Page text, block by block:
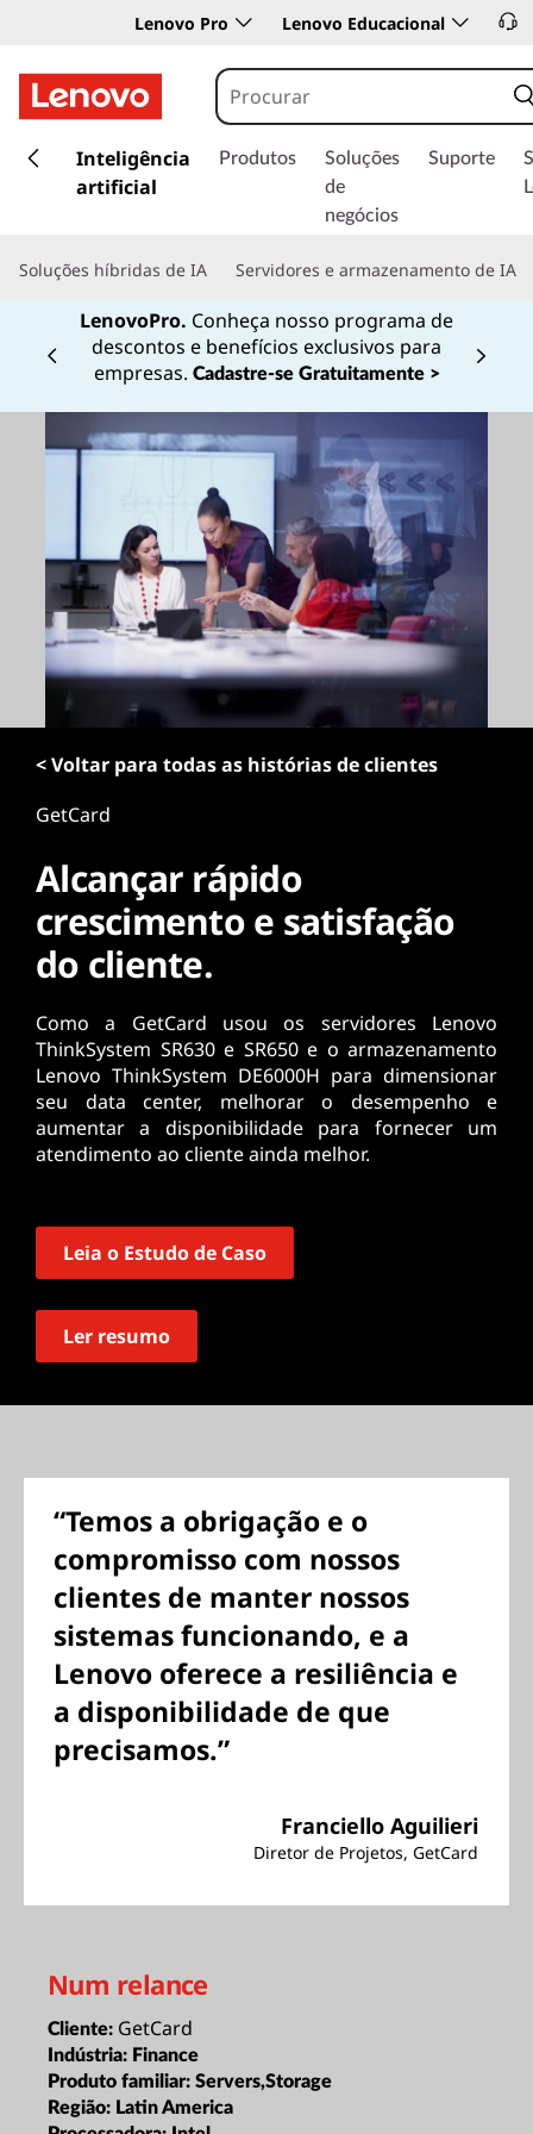
Lenovo Pro Lenovo Educacional
a
r
c
c
Inteligência
artificial
Produtos
Soluções
de
negócios
Suporte
Soluções híbridas de IA Servidores e armazenamento de IA
LenovoPro. Conheça nosso programa de
descontos e benefícios exclusivos para
empresas. Cadastre-se Gratuitamente >
Currently displaying item 1 of
< Voltar para todas as histórias de clientes
GetCard
Alcançar rápido
crescimento e satisfação
do cliente.
Como a GetCard usou os servidores Lenovo
ThinkSystem SR630 e SR650 e o armazenamento
Lenovo ThinkSystem DE6000H para dimensionar
seu data center, melhorar o desempenho e
aumentar a disponibilidade para fornecer um
atendimento ao cliente ainda melhor.
Leia o Estudo de Caso
Ler resumo
“Temos a obrigação e o
compromisso com nossos
clientes de manter nossos
sistemas funcionando, e a
Lenovo oferece a resiliência e
a disponibilidade de que
precisamos.”
Franciello Aguilieri
Diretor de Projetos, GetCard
Num relance
Cliente: GetCard
Indústria: Finance
Produto familiar: Servers,Storage
Região: Latin America